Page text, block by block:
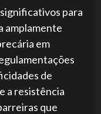
para
amplamente
em
de
a resistência
que